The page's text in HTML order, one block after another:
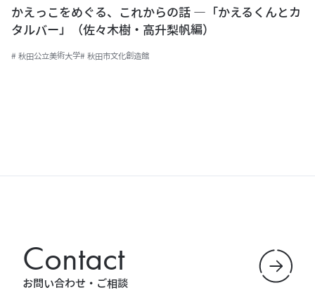
かえっこをめぐる、これからの話 ―「かえるくんとカ
タルバー」（佐々木樹・高升梨帆編）
# 秋田公立美術大学# 秋田市文化創造館
Contact
お問い合わせ・ご相談